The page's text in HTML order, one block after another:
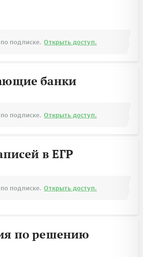
подписке. Открыть доступ.
банки
подписке. Открыть доступ.
в ЕГР
подписке. Открыть доступ.
по решению